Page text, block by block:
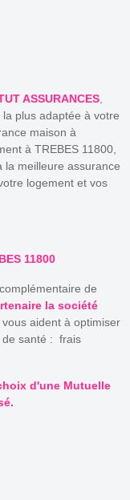
ASSURANCES
plus adaptée à votre
maison à
à TREBES 11800,
la meilleure assurance
logement et vos
11800
de
la société
aident à optimiser
de santé : frais
d'une Mutuelle